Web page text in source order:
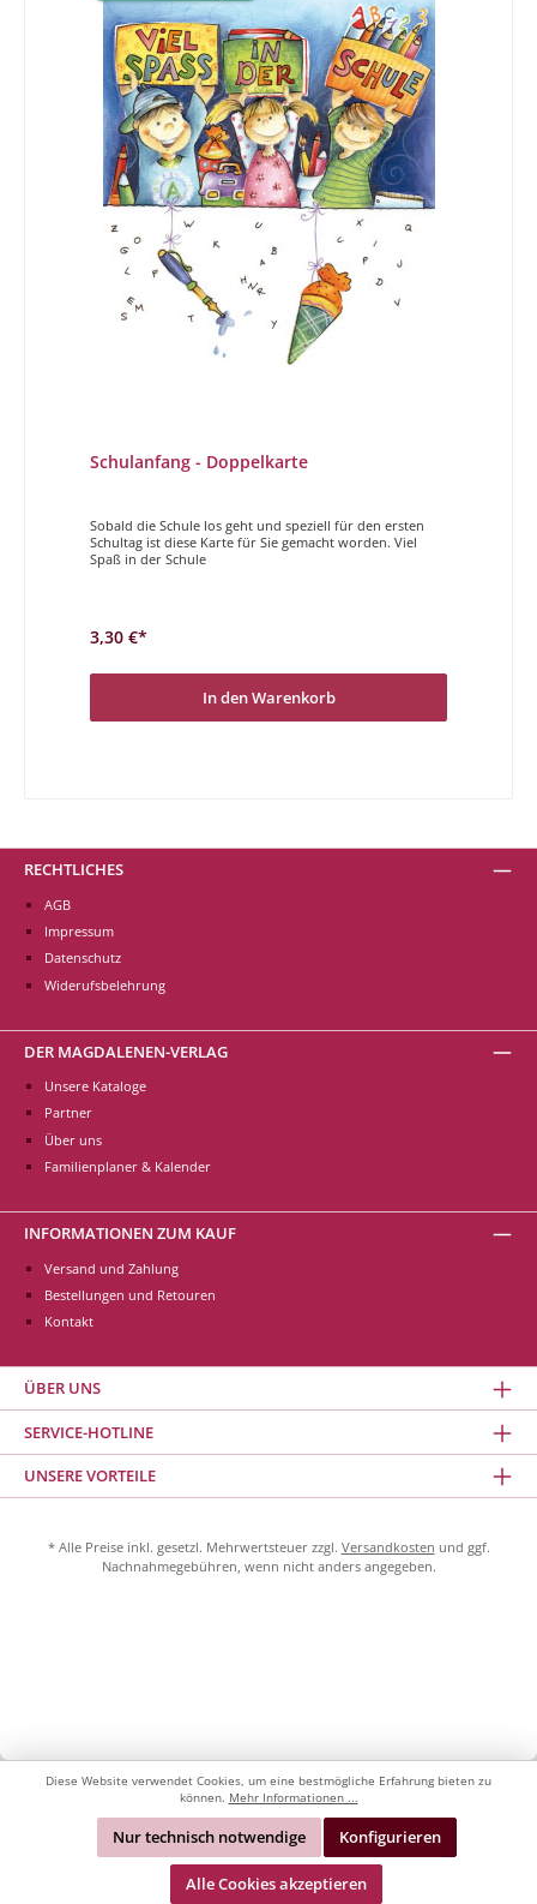
Schulanfang - Doppelkarte
Sobald die Schule los geht und speziell für den ersten
Schultag ist diese Karte für Sie gemacht worden. Viel
Spaß in der Schule
3,30 €*
In den Warenkorb
RECHTLICHES
AGB
Impressum
Datenschutz
Widerufsbelehrung
DER MAGDALENEN-VERLAG
Unsere Kataloge
Partner
Über uns
Familienplaner & Kalender
INFORMATIONEN ZUM KAUF
Versand und Zahlung
Bestellungen und Retouren
Kontakt
ÜBER UNS
SERVICE-HOTLINE
UNSERE VORTEILE
* Alle Preise inkl. gesetzl. Mehrwertsteuer zzgl. Versandkosten und ggf.
Nachnahmegebühren, wenn nicht anders angegeben.
Diese Website verwendet Cookies, um eine bestmögliche Erfahrung bieten zu
können. Mehr Informationen ...
Nur technisch notwendige Konfigurieren
Alle Cookies akzeptieren